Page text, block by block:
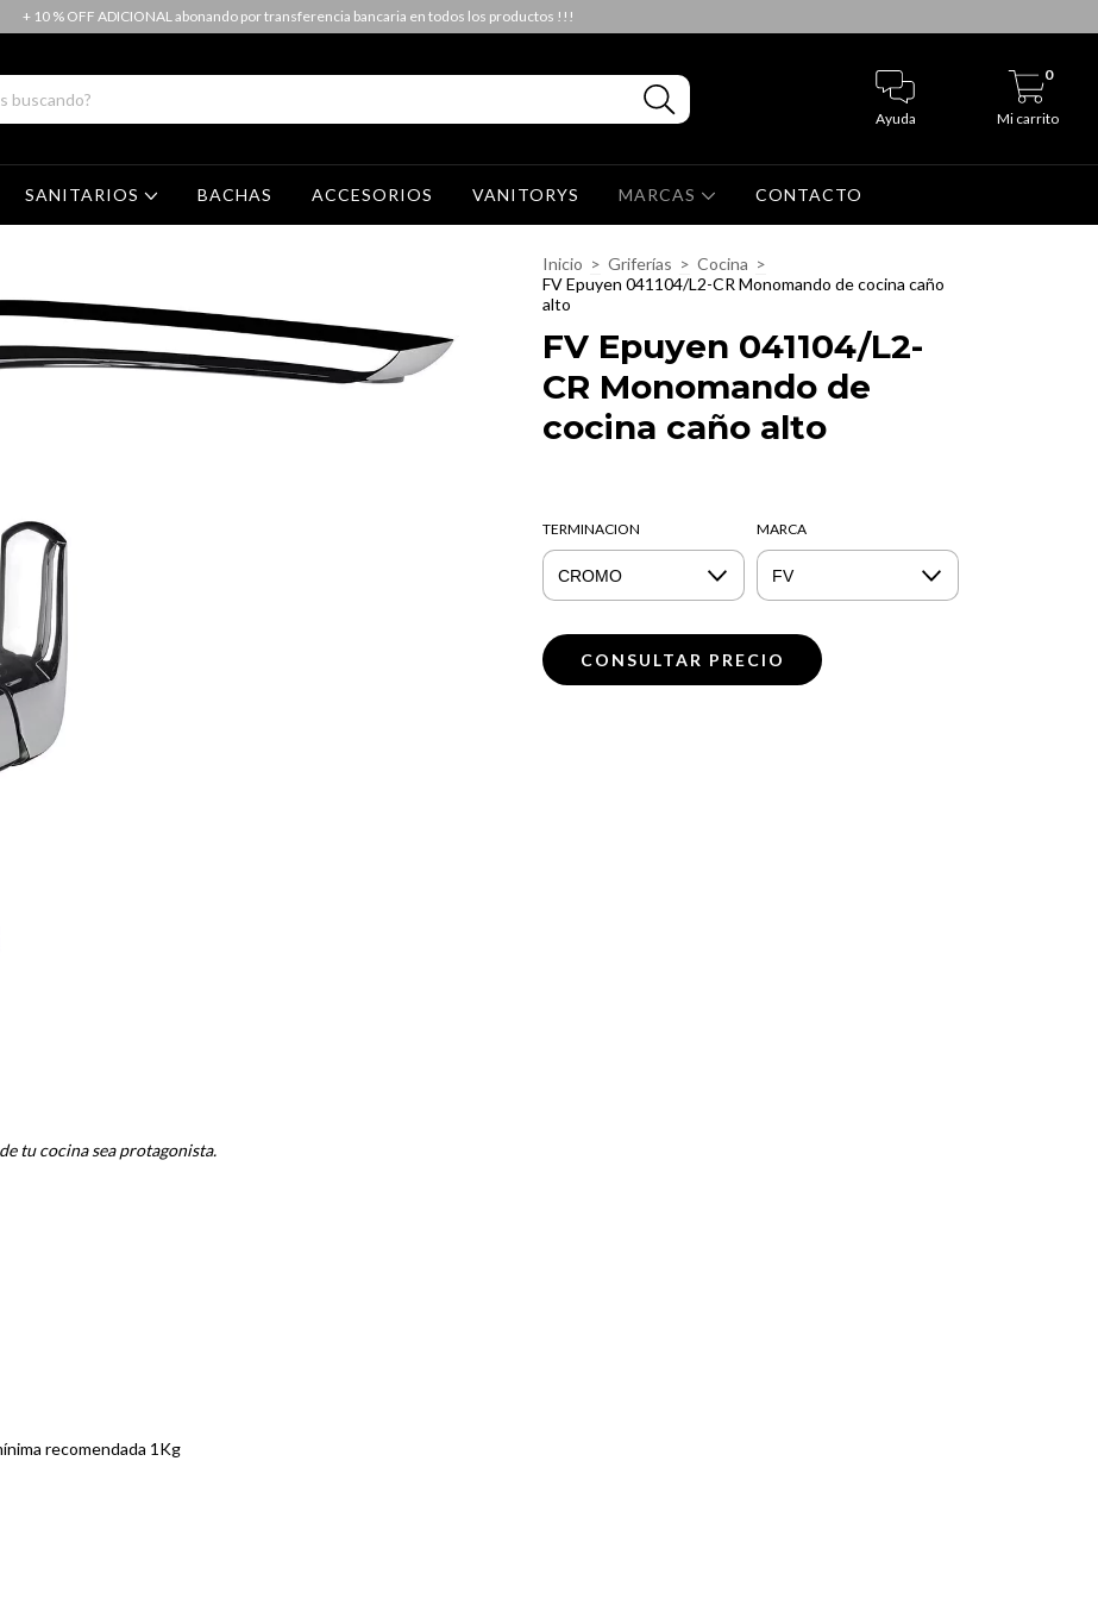
+ 10 % OFF ADICIONAL abonando por transferencia bancaria en todos los productos !!!
Ayuda Mi carrito
0
SANITARIOS BACHAS ACCESORIOS VANITORYS MARCAS CONTACTO
tu cocina sea protagonista.
recomendada 1Kg
Inicio > Griferías > Cocina >
FV Epuyen 041104/L2-CR Monomando de cocina caño
alto
FV Epuyen 041104/L2-
CR Monomando de
cocina caño alto
TERMINACION MARCA